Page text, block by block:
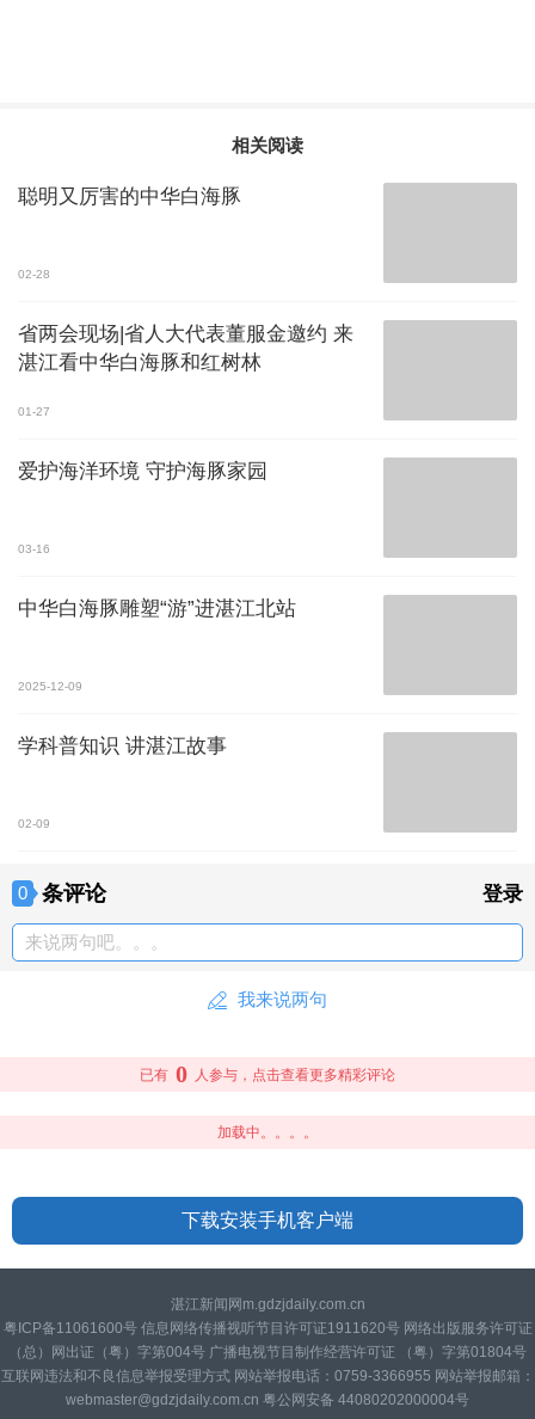
相关阅读
聪明又厉害的中华白海豚
02-28
省两会现场|省人大代表董服金邀约 来
湛江看中华白海豚和红树林
01-27
爱护海洋环境 守护海豚家园
03-16
​中华白海豚雕塑“游”进湛江北站
2025-12-09
学科普知识 讲湛江故事
02-09
0 条评论 登录
来说两句吧。。。
我来说两句
已有 0 人参与，点击查看更多精彩评论
加载中。。。。
下载安装手机客户端
湛江新闻网m.gdzjdaily.com.cn
粤ICP备11061600号 信息网络传播视听节目许可证1911620号 网络出版服务许可证
（总）网出证（粤）字第004号 广播电视节目制作经营许可证 （粤）字第01804号
互联网违法和不良信息举报受理方式 网站举报电话：0759-3366955 网站举报邮箱：
webmaster@gdzjdaily.com.cn 粤公网安备 44080202000004号